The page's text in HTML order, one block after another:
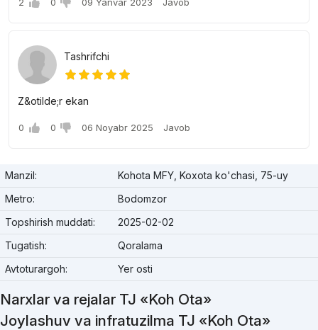
2 0 09 Yanvar 2023 Javob
Tashrifchi
Z&otilde;r ekan
0 0 06 Noyabr 2025 Javob
Manzil:
Kohota MFY, Koxota ko'chasi, 75-uy
Metro:
Bodomzor
Topshirish muddati:
2025-02-02
Tugatish:
Qoralama
Avtoturargoh:
Yer osti
Narxlar va rejalar TJ «Koh Ota»
Joylashuv va infratuzilma TJ «Koh Ota»